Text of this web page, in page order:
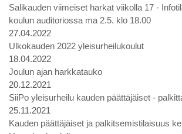
Salikauden viimeiset harkat viikolla 17 -
koulun auditoriossa ma 2.5. klo 18.00
27.04.2022
Ulkokauden 2022 yleisurheilukoulut
18.04.2022
Joulun ajan harkkatauko
20.12.2021
SiiPo yleisurheilu kauden päättäjäiset -
25.11.2021
Kauden päättäjäiset ja palkitsemistilaisuus